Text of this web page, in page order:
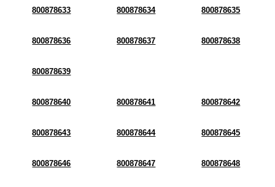
800878633 800878634 800878635
800878636 800878637 800878638
800878639
800878640 800878641 800878642
800878643 800878644 800878645
800878646 800878647 800878648